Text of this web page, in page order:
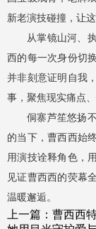
新老演技碰撞，让
从掌镜山河、
西的每一次身份切
并非刻意证明自我
事，聚焦现实痛点
侗寨芦笙悠扬
的当下，曹西西始
用演技诠释角色，
见证曹西西的荧幕
温暖邂逅。
上一篇： 曹西西